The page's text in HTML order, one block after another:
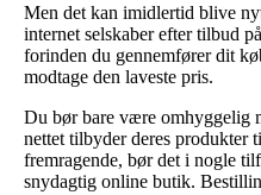
Men det kan imidlertid blive
internet selskaber efter tilbud
forinden du gennemfører dit
modtage den laveste pris.
Du bør bare være omhyggelig
nettet tilbyder deres produkter
fremragende, bør det i nogle
snydagtig online butik.